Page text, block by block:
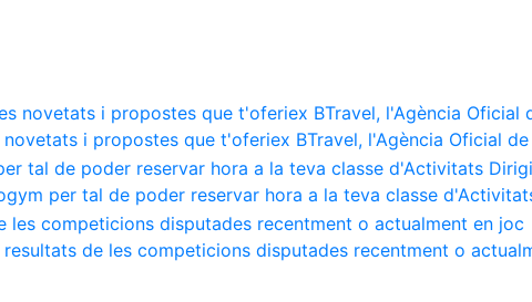
i propostes que t'oferiex BTravel, l'Agència Oficial
per tal de poder reservar hora a la teva classe
de les competicions disputades recentment o